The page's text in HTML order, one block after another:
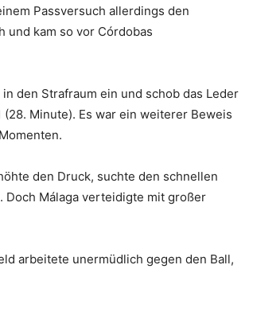
Passversuch allerdings den
und kam so vor Córdobas
den Strafraum ein und schob das Leder
Minute). Es war ein weiterer Beweis
den Druck, suchte den schnellen
Doch Málaga verteidigte mit großer
arbeitete unermüdlich gegen den Ball,